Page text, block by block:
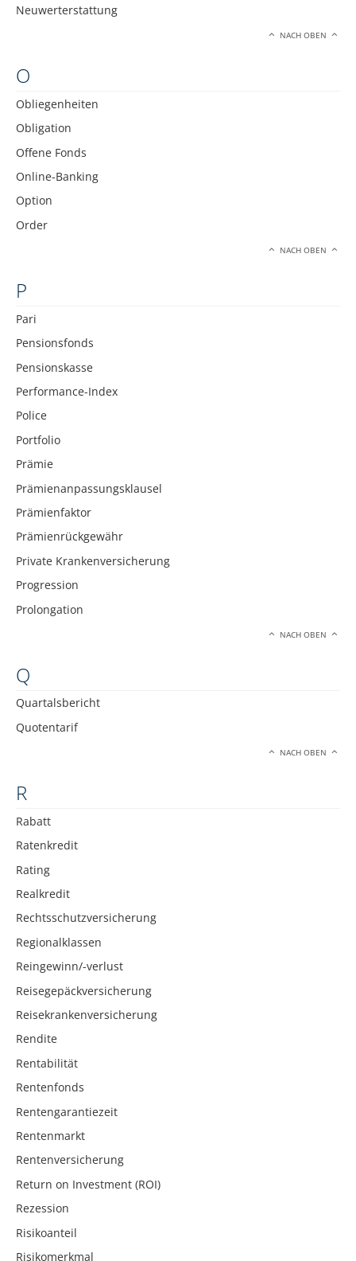
Neuwerterstattung
NACH OBEN
O
Obliegenheiten
Obligation
Offene Fonds
Online-Banking
Option
Order
NACH OBEN
P
Pari
Pensionsfonds
Pensionskasse
Performance-Index
Police
Portfolio
Prämie
Prämienanpassungsklausel
Prämienfaktor
Prämienrückgewähr
Private Krankenversicherung
Progression
Prolongation
NACH OBEN
Q
Quartalsbericht
Quotentarif
NACH OBEN
R
Rabatt
Ratenkredit
Rating
Realkredit
Rechtsschutzversicherung
Regionalklassen
Reingewinn/-verlust
Reisegepäckversicherung
Reisekrankenversicherung
Rendite
Rentabilität
Rentenfonds
Rentengarantiezeit
Rentenmarkt
Rentenversicherung
Return on Investment (ROI)
Rezession
Risikoanteil
Risikomerkmal